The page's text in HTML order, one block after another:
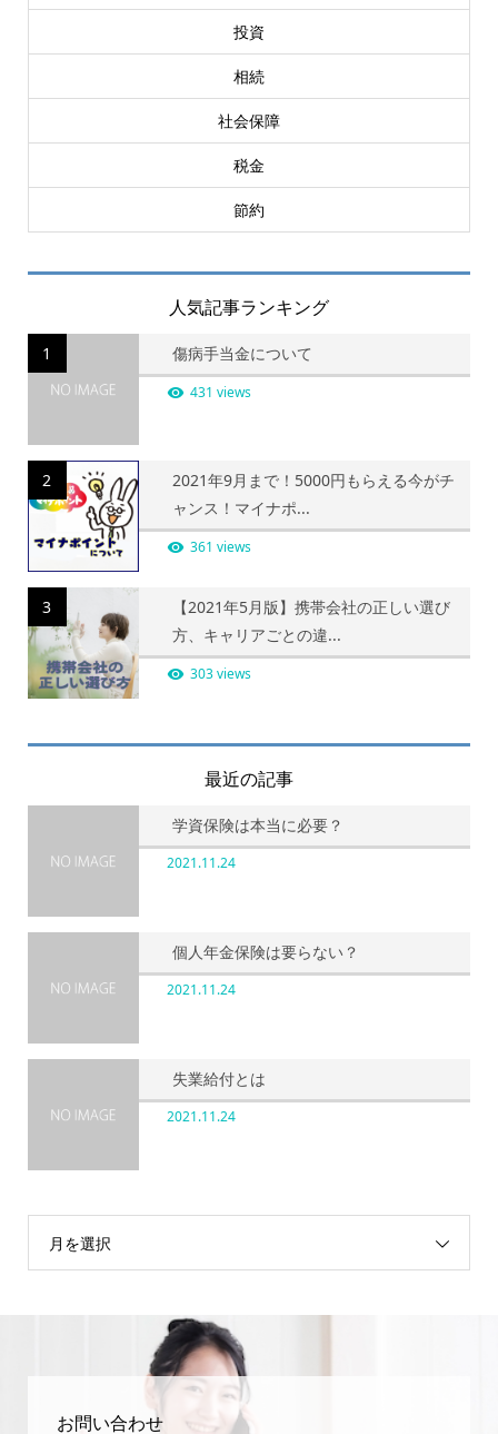
投資
相続
社会保障
税金
節約
人気記事ランキング
1 傷病手当金について
431 views
2
2021年9月まで！5000円もらえる今がチ
ャンス！マイナポ...
361 views
3
【2021年5月版】携帯会社の正しい選び
方、キャリアごとの違...
303 views
最近の記事
学資保険は本当に必要？
2021.11.24
個人年金保険は要らない？
2021.11.24
失業給付とは
2021.11.24
月を選択
お問い合わせ